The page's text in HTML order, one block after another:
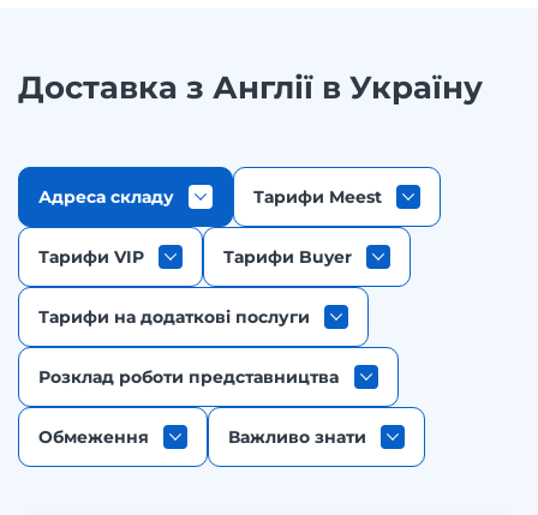
Доставка з Англії в Україну
Адреса складу Тарифи Meest
Тарифи VIP Тарифи Buyer
Тарифи на додаткові послуги
Розклад роботи представництвa
Обмеження Важливо знати